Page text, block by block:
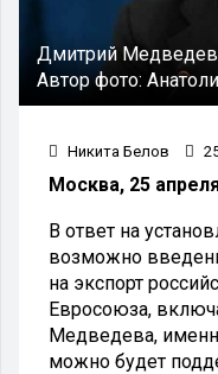
Дмитрий Медведев.
Автор фото:
Никита Белов
Москва, 25
В ответ на
возможно
на экспорт
Евросоюза,
Медведева,
можно будет